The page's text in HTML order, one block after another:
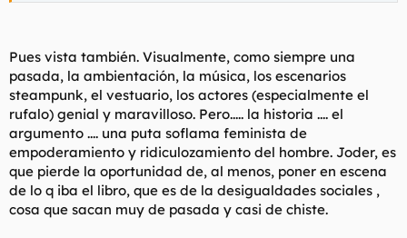
calidad.
Y añado que, si hay justicia, el Oscar a mejor película de
animación tiene que ser obligatoriamente para "El chico y la
garza", menuda pasada cuando la vi en cine.
Pues vista también. Visualmente, como siempre una
pasada, la ambientación, la música, los escenarios
steampunk, el vestuario, los actores (especialmente el
rufalo) genial y maravilloso. Pero..... la historia .... el
argumento .... una puta soflama feminista de
empoderamiento y ridiculozamiento del hombre. Joder, es
que pierde la oportunidad de, al menos, poner en escena
de lo q iba el libro, que es de la desigualdades sociales ,
cosa que sacan muy de pasada y casi de chiste.